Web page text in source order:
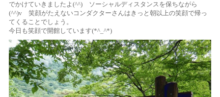
でかけていきましたよ(^^) ソーシャルディスタンスを保ちながら
(^^)v 笑顔がたえないコンダクターさんはきっと朝以上の笑顔で帰っ
てくることでしょう。
今日も笑顔で開館しています(*^_^*)